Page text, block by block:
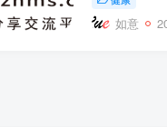
如意